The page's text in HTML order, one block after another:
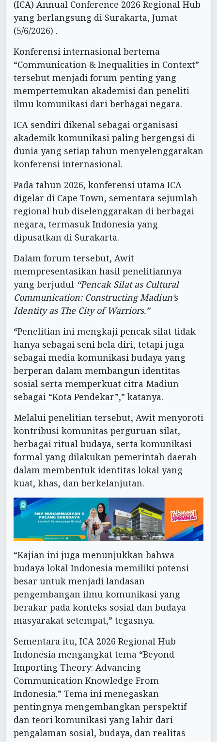
(ICA) Annual Conference 2026 Regional Hub
yang berlangsung di Surakarta, Jumat
(5/6/2026) .
Konferensi internasional bertema
“Communication & Inequalities in Context”
tersebut menjadi forum penting yang
mempertemukan akademisi dan peneliti
ilmu komunikasi dari berbagai negara.
ICA sendiri dikenal sebagai organisasi
akademik komunikasi paling bergengsi di
dunia yang setiap tahun menyelenggarakan
konferensi internasional.
Pada tahun 2026, konferensi utama ICA
digelar di Cape Town, sementara sejumlah
regional hub diselenggarakan di berbagai
negara, termasuk Indonesia yang
dipusatkan di Surakarta.
Dalam forum tersebut, Awit
mempresentasikan hasil penelitiannya
yang berjudul “Pencak Silat as Cultural
Communication: Constructing Madiun’s
Identity as The City of Warriors.”
“Penelitian ini mengkaji pencak silat tidak
hanya sebagai seni bela diri, tetapi juga
sebagai media komunikasi budaya yang
berperan dalam membangun identitas
sosial serta memperkuat citra Madiun
sebagai “Kota Pendekar”,” katanya.
Melalui penelitian tersebut, Awit menyoroti
kontribusi komunitas perguruan silat,
berbagai ritual budaya, serta komunikasi
formal yang dilakukan pemerintah daerah
dalam membentuk identitas lokal yang
kuat, khas, dan berkelanjutan.
“Kajian ini juga menunjukkan bahwa
budaya lokal Indonesia memiliki potensi
besar untuk menjadi landasan
pengembangan ilmu komunikasi yang
berakar pada konteks sosial dan budaya
masyarakat setempat,” tegasnya.
Sementara itu, ICA 2026 Regional Hub
Indonesia mengangkat tema “Beyond
Importing Theory: Advancing
Communication Knowledge From
Indonesia.” Tema ini menegaskan
pentingnya mengembangkan perspektif
dan teori komunikasi yang lahir dari
pengalaman sosial, budaya, dan realitas